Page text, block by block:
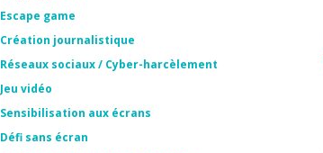
Escape game
Création journalistique
Réseaux sociaux / Cyber-harcèlement
Jeu vidéo
Sensibilisation aux écrans
Défi sans écran